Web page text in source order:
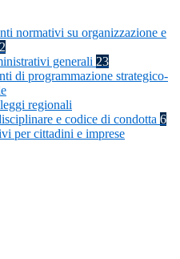
normativi su organizzazione e
generali 23
di programmazione strategico-
regionali
e codice di condotta 6
per cittadini e imprese